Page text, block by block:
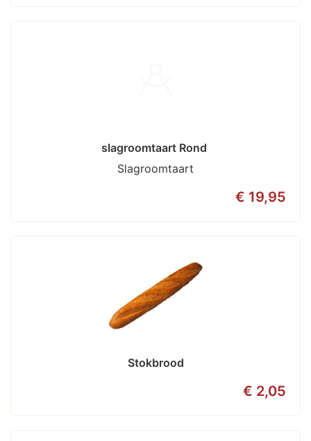
slagroomtaart Rond
Slagroomtaart
€ 19,95
Stokbrood
€ 2,05